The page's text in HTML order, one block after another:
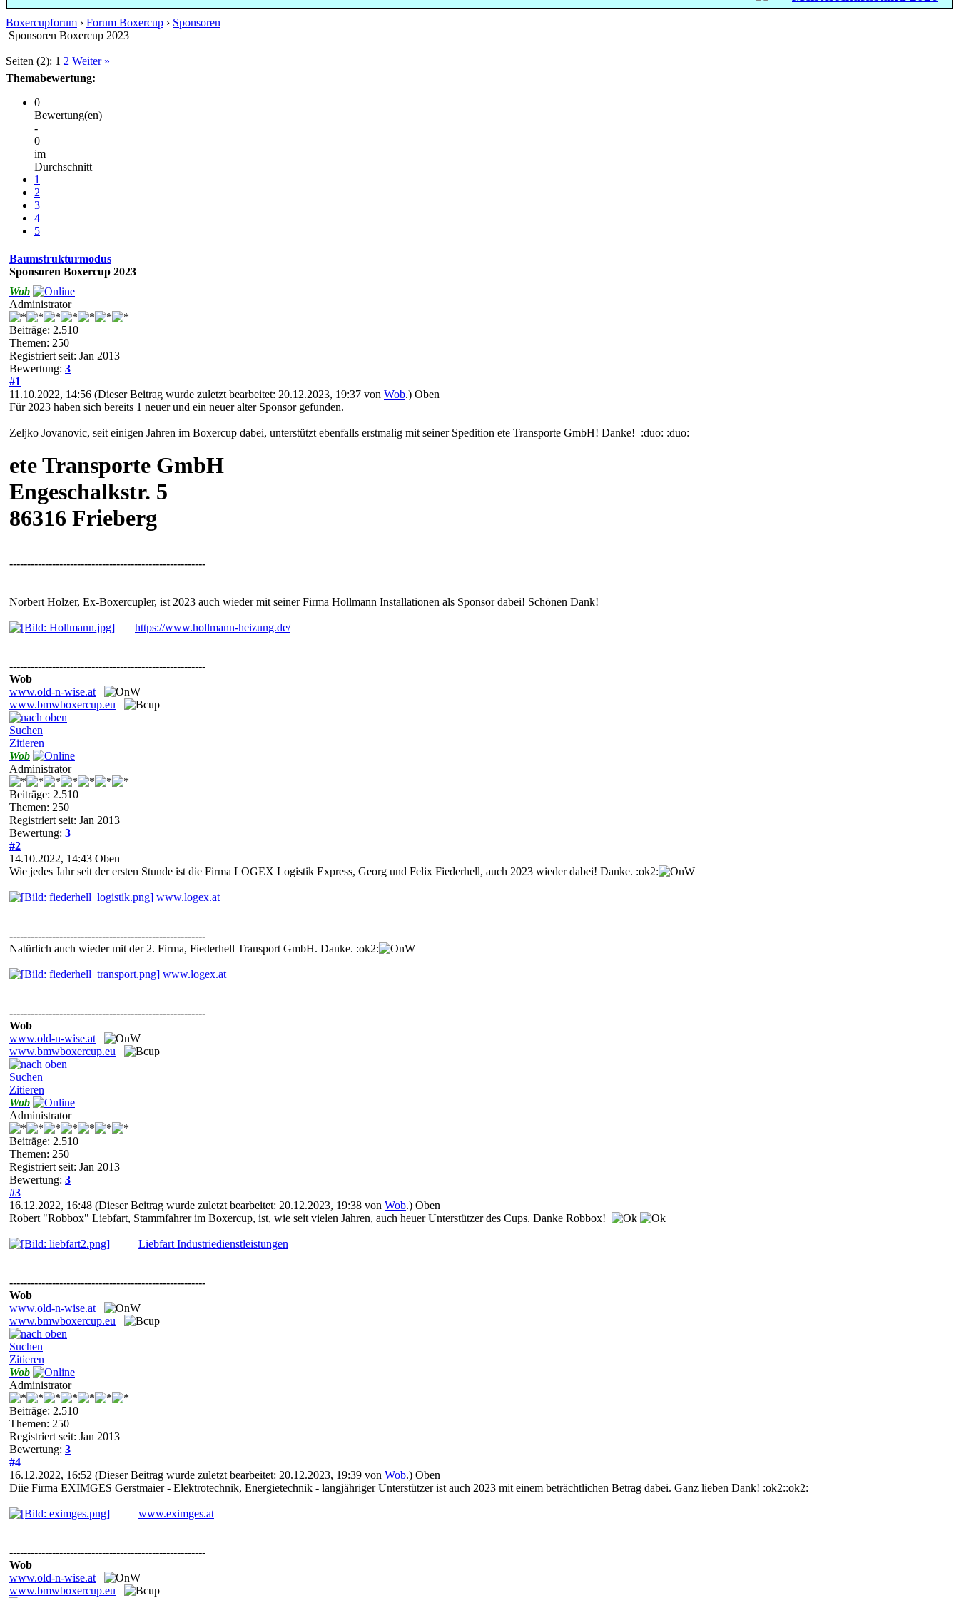
Boxercupforum › Forum Boxercup › Sponsoren
Sponsoren Boxercup 2023
Seiten (2): 1 2 Weiter »
Themabewertung:
0
Bewertung(en)
-
0
im
Durchschnitt
1
2
3
4
5
Baumstrukturmodus
Sponsoren Boxercup 2023
Wob
Administrator
Beiträge: 2.510
Themen: 250
Registriert seit: Jan 2013
Bewertung: 3
#1
11.10.2022, 14:56 (Dieser Beitrag wurde zuletzt bearbeitet: 20.12.2023, 19:37 von Wob.) Oben
Für 2023 haben sich bereits 1 neuer und ein neuer alter Sponsor gefunden.
Zeljko Jovanovic, seit einigen Jahren im Boxercup dabei, unterstützt ebenfalls erstmalig mit seiner Spedition ete Transporte GmbH! Danke! :duo: :duo:
ete Transporte GmbH
Engeschalkstr. 5
86316 Frieberg
-------------------------------------------------------
Norbert Holzer, Ex-Boxercupler, ist 2023 auch wieder mit seiner Firma Hollmann Installationen als Sponsor dabei! Schönen Dank!
https://www.hollmann-heizung.de/
-------------------------------------------------------
Wob
www.old-n-wise.at
www.bmwboxercup.eu
Suchen
Zitieren
Wob
Administrator
Beiträge: 2.510
Themen: 250
Registriert seit: Jan 2013
Bewertung: 3
#2
14.10.2022, 14:43 Oben
Wie jedes Jahr seit der ersten Stunde ist die Firma LOGEX Logistik Express, Georg und Felix Fiederhell, auch 2023 wieder dabei! Danke. :ok2:
www.logex.at
-------------------------------------------------------
Natürlich auch wieder mit der 2. Firma, Fiederhell Transport GmbH. Danke. :ok2:
www.logex.at
-------------------------------------------------------
Wob
www.old-n-wise.at
www.bmwboxercup.eu
Suchen
Zitieren
Wob
Administrator
Beiträge: 2.510
Themen: 250
Registriert seit: Jan 2013
Bewertung: 3
#3
16.12.2022, 16:48 (Dieser Beitrag wurde zuletzt bearbeitet: 20.12.2023, 19:38 von Wob.) Oben
Robert "Robbox" Liebfart, Stammfahrer im Boxercup, ist, wie seit vielen Jahren, auch heuer Unterstützer des Cups. Danke Robbox!
Liebfart Industriedienstleistungen
-------------------------------------------------------
Wob
www.old-n-wise.at
www.bmwboxercup.eu
Suchen
Zitieren
Wob
Administrator
Beiträge: 2.510
Themen: 250
Registriert seit: Jan 2013
Bewertung: 3
#4
16.12.2022, 16:52 (Dieser Beitrag wurde zuletzt bearbeitet: 20.12.2023, 19:39 von Wob.) Oben
Diie Firma EXIMGES Gerstmaier - Elektrotechnik, Energietechnik - langjähriger Unterstützer ist auch 2023 mit einem beträchtlichen Betrag dabei. Ganz lieben Dank! :ok2::ok2:
www.eximges.at
-------------------------------------------------------
Wob
www.old-n-wise.at
www.bmwboxercup.eu